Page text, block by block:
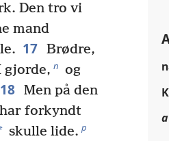
Den tro vi
mand
17 Brødre,
gjorde, n og
18 Men på den
forkyndt
skulle lide. p
a